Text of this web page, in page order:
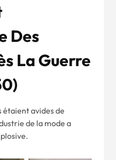
Des
La Guerre
)
étaient avides de
de la mode a